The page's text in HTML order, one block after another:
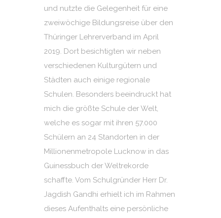
und nutzte die Gelegenheit für eine
zweiwöchige Bildungsreise über den
Thüringer Lehrerverband im April
2019. Dort besichtigten wir neben
verschiedenen Kulturgütern und
Städten auch einige regionale
Schulen. Besonders beeindruckt hat
mich die größte Schule der Welt,
welche es sogar mit ihren 57.000
Schülern an 24 Standorten in der
Millionenmetropole Lucknow in das
Guinessbuch der Weltrekorde
schaffte. Vom Schulgründer Herr Dr.
Jagdish Gandhi erhielt ich im Rahmen
dieses Aufenthalts eine persönliche